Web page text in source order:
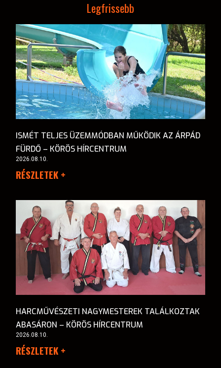
Legfrissebb
ISMÉT TELJES ÜZEMMÓDBAN MŰKÖDIK AZ ÁRPÁD
FÜRDŐ – KÖRÖS HÍRCENTRUM
2026.08.10.
RÉSZLETEK +
HARCMŰVÉSZETI NAGYMESTEREK TALÁLKOZTAK
ABASÁRON – KÖRÖS HÍRCENTRUM
2026.08.10.
RÉSZLETEK +